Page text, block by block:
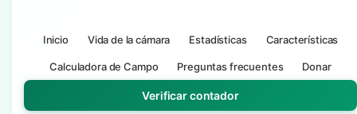
Inicio Vida de la cámara Estadísticas Características
Calculadora de Campo Preguntas frecuentes Donar
Verificar contador